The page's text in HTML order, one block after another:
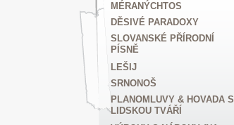
MÉRANÝCHTOS
DĚSIVÉ PARADOXY
SLOVANSKÉ PŘÍRODNÍ
PÍSNĚ
LEŠIJ
SRNONOŠ
PLANOMLUVY & HOVADA S
LIDSKOU TVÁŘÍ